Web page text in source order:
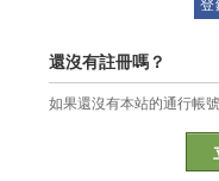
還沒有註冊嗎？
如果還沒有本站的通行帳